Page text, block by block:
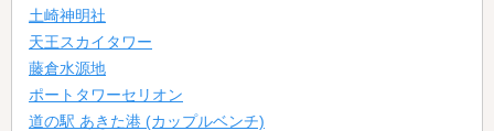
土崎神明社
天王スカイタワー
藤倉水源地
ポートタワーセリオン
道の駅 あきた港 (カップルベンチ)